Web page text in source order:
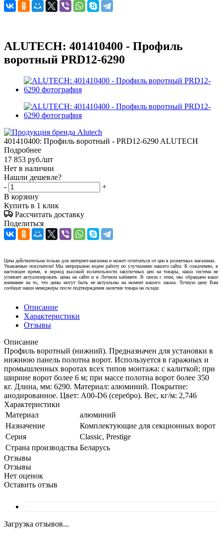
ALUTECH: 401410400 - Профиль
воротный PRD12-6290
401410400: Профиль воротный - PRD12-6290 ALUTECH
Подробнее
17 853 руб./шт
Нет в наличии
Нашли дешевле?
-
+
В корзину
Купить в 1 клик
Рассчитать доставку
Поделиться
Цена действительна только для интернет-магазина и может отличаться от цен в розничных магазинах.
Уважаемые покупатели! Мы непрерывно ведем работу по улучшению нашего сайта. К сожалению, в
настоящее время, в период высокой волатильности закупочных цен на товары, наша система не
успевает актуализировать цены на сайте и в Личном кабинете. В связи с этим, мы обращаем ваше
внимание на то, что цены могут быть не актуальны на момент вашего заказа. Точную цену Вам
сообщат наши менеджеры после подтверждения наличия товара на складе.
Описание
Характеристики
Отзывы
Описание
Профиль воротный (нижний). Предназначен для установки в
нижнюю панель полотна ворот. Используется в гаражных и
промышленных воротах всех типов монтажа: c калиткой; при
ширине ворот более 6 м; при массе полотна ворот более 350
кг. Длина, мм: 6290. Материал: алюминий. Покрытие:
анодированное. Цвет: A00-D6 (серебро). Вес, кг/м: 2,746
Характеристики
Материал
алюминий
Назначение
Комплектующие для секционных ворот
Серия
Classic, Prestige
Страна производства Беларусь
Отзывы
Отзывы
Нет оценок
Оставить отзыв
Загрузка отзывов...